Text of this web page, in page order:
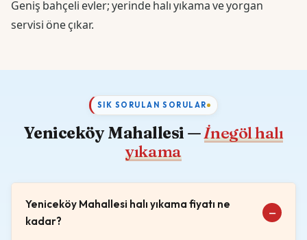
Geniş bahçeli evler; yerinde halı yıkama ve yorgan
servisi öne çıkar.
SIK SORULAN SORULAR
Yeniceköy Mahallesi —İnegöl halı
yıkama
Yeniceköy Mahallesi halı yıkama fiyatı ne
kadar?